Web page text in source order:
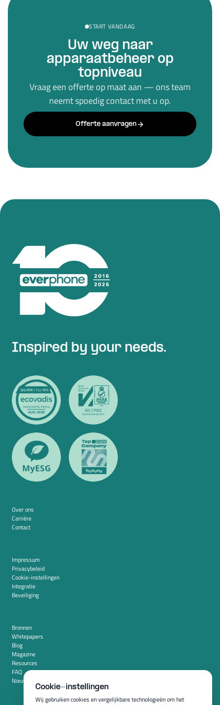
START VANDAAG
Uw weg naar
apparaatbeheer op
topniveau
Vraag een offerte op maat aan — ons team
neemt spoedig contact met u op.
Offerte aanvragen
Inspired by your needs.
Over ons
Carrière
Contact
Impressum
Privacybeleid
Cookie-instellingen
Integratie
Beveiliging
Bronnen
Whitepapers
Blog
Magazine
Resources
FAQ
Nieuwskamer
Cookie-instellingen
Wij gebruiken cookies en vergelijkbare technologieën om het